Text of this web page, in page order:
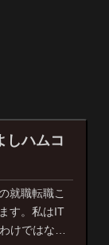
しハムコ
就職転職こ
す。私はIT
けではない